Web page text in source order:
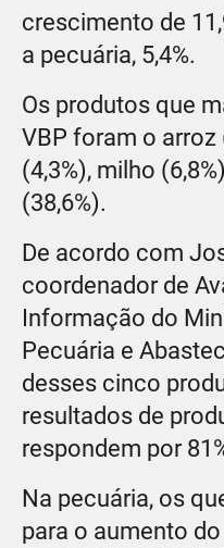
crescimento de
a pecuária, 5,4%.
Os produtos que
VBP foram o arroz
(4,3%), milho
(38,6%).
De acordo com
coordenador de
Informação do
Pecuária e
desses cinco
resultados de
respondem por
Na pecuária, os
para o aumento